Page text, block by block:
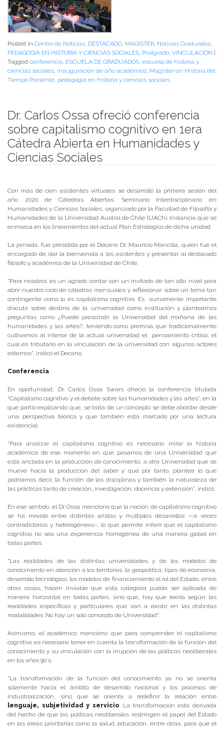
Posted in Centro de Noticias, DESTACADO, MAGISTER, Noticias Graduados,
PEDAGOGÍA EN HISTORIA Y CIENCIAS SOCIALES, Postgrado, VINCULACIÓN
Tagged conferencia, ESCUELA DE GRADUADOS, escuela de historia y
ciencias sociales, inauguración de año académico, Magíster en Historia del
Tiempo Presente, pedagogía en historia y ciencias sociales
Dr. Carlos Ossa ofreció conferencia
sobre capitalismo cognitivo en 1era
Cátedra Abierta en Humanidades y
Ciencias Sociales
Con más de cien asistentes virtuales se desarrolló la primera sesión del
año 2020 de Cátedras Abiertas: Seminario Interdisciplinario en
Humanidades y Ciencias Sociales, organizado por la Facultad de Filosofía y
Humanidades de la Universidad Austral de Chile (UACh). Instancia que se
enmarca en los lineamientos del actual Plan Estratégico de dicha unidad.
La jornada, fue presidida por el Decano Dr. Mauricio Mancilla, quien fue el
encargado de dar la bienvenida a los asistentes y presentar al destacado
filósofo y académico de la Universidad de Chile.
“Para nosotros es un agrado contar con un invitado de tan alto nivel para
abrir nuestro ciclo de cátedras mensuales y reflexionar sobre un tema tan
contingente como lo es capitalismo cognitivo. Es sumamente importante
discutir sobre destino de la universidad como institución y plantearnos
preguntas como ¿Puede prescindir la Universidad del mañana de las
humanidades y las artes?, teniendo como premisa que tradicionalmente
cultivamos al interior de la actual universidad el pensamiento crítico, el
cual es tributario en la vinculación de la universidad con algunos actores
externos”, indicó el Decano.
Conferencia
En oportunidad, Dr. Carlos Ossa Swars ofreció la conferencia titulada
“Capitalismo cognitivo y el debate sobre las humanidades y las artes”, en la
que partió explicando que, se trata de un concepto se debe abordar desde
una perspectiva teórica y que también está marcado por una lectura
existencial.
“Para analizar el capitalismo cognitivo es necesario mirar la historia
académica de ese momento en que pasamos de una Universidad que
está anclada en la producción de conocimiento, a otra Universidad que se
mueve hacia la producción del saber y que por tanto, plantea lo que
podríamos decir, la función de las disciplinas y también la naturaleza de
las prácticas tanto de creación, investigación, docencia y extensión”, indicó.
En ese sentido, el Dr. Ossa mencionó que la noción de capitalismo cognitivo
se ha movido entre distintas aristas y múltiples desarrollos —a veces
contradictorios y heterogéneos–, lo que permite inferir que el capitalismo
cognitivo no sea una experiencia homogénea de una manera global en
todas partes.
“Las realidades de las distintas universidades y de los modelos de
conocimiento en atención a los territorios, la geopolítica, tipos de economía,
desarrollo tecnológico, los modelos de financiamiento al rol del Estado, entre
otras cosas, hacen inviable que esta categoría pueda ser aplicada de
manera horizontal en todas partes, sino que, hay que leerla según las
realidades específicas y particulares que van a existir en las distintas
modalidades .No hay un solo concepto de Universidad”.
Asimismo, el académico mencionó que para comprender el capitalismo
cognitivo es necesario tener en cuenta la transformación de la función del
conocimiento y su vinculación con la irrupción de las políticas neoliberales
en los años 90´s.
“La transformación de la función del conocimiento ya no se orienta
solamente hacia el ámbito de desarrollo nacional y los procesos de
industrialización, sino que se orienta a redefinir la relación entre
lenguaje, subjetividad y servicio. La transformación esta derivada
del hecho de que las políticas neoliberales restringen el papel del Estado
en las áreas prioritarias como la salud, educación, entre otras, para que el